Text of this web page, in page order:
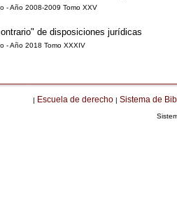
- Año 2008-2009 Tomo XXV
de disposiciones jurídicas
- Año 2018 Tomo XXXIV
| Escuela de derecho | Sistema de